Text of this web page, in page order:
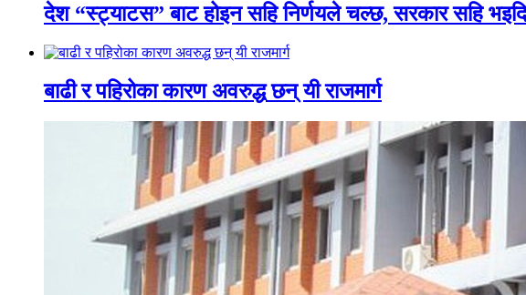
देश “स्ट्याटस” बाट होइन सहि निर्णयले चल्छ, सरकार सहि
बाढी र पहिरोका कारण अवरुद्ध छन् यी राजमार्ग